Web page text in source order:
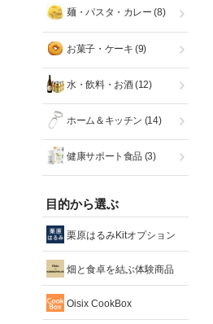
麺・パスタ・カレー (8)
お菓子・ケーキ (9)
水・飲料・お酒(12)
ホーム＆キッチン (14)
健康サポート食品 (3)
目的から選ぶ
栗原はるみKitオプション
畑と食卓を結ぶ体験商品
Oisix CookBox